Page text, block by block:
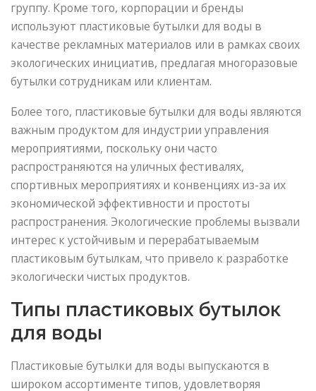
группу. Кроме того, корпорации и бренды
используют пластиковые бутылки для воды в
качестве рекламных материалов или в рамках своих
экологических инициатив, предлагая многоразовые
бутылки сотрудникам или клиентам.
Более того, пластиковые бутылки для воды являются
важным продуктом для индустрии управления
мероприятиями, поскольку они часто
распространяются на уличных фестивалях,
спортивных мероприятиях и конвенциях из-за их
экономической эффективности и простоты
распространения. Экологические проблемы вызвали
интерес к устойчивым и перерабатываемым
пластиковым бутылкам, что привело к разработке
экологически чистых продуктов.
Типы пластиковых бутылок
для воды
Пластиковые бутылки для воды выпускаются в
широком ассортименте типов, удовлетворяя